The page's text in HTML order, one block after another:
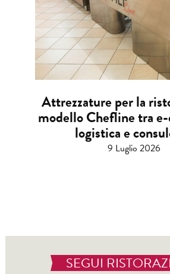
Attrezzature per la
modello Chefline tra
logistica e
9 Luglio 2026
SEGUI